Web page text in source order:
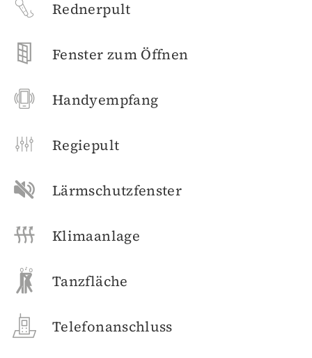
Rednerpult
Fenster zum Öffnen
Handyempfang
Regiepult
Lärmschutzfenster
Klimaanlage
Tanzfläche
Telefonanschluss